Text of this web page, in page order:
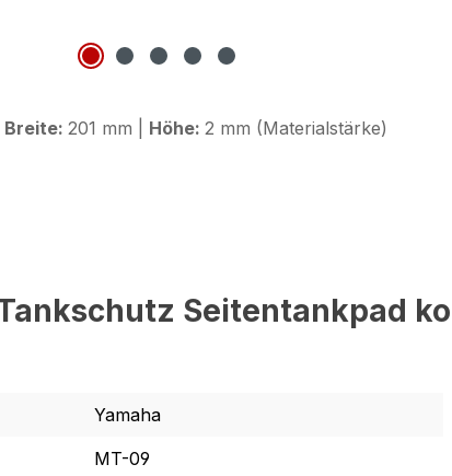
Breite: 201 mm | Höhe: 2 mm (Materialstärke)
Seitentankpad
Yamaha
MT-09